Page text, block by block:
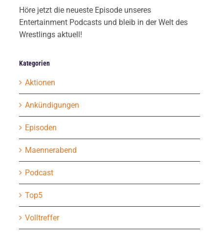
Höre jetzt die neueste Episode unseres
Entertainment Podcasts und bleib in der Welt des
Wrestlings aktuell!
Kategorien
Aktionen
Ankündigungen
Episoden
Maennerabend
Podcast
Top5
Volltreffer